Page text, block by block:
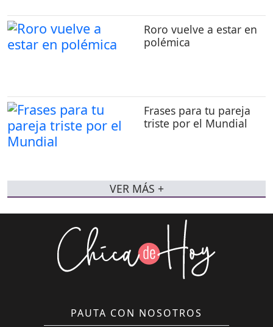
Roro vuelve a estar en
polémica
Frases para tu pareja
triste por el Mundial
VER MÁS +
PAUTA CON NOSOTROS